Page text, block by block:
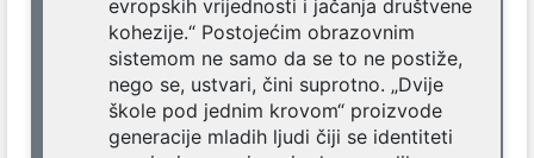
evropskih vrijednosti i jačanja društvene
kohezije.“ Postojećim obrazovnim
sistemom ne samo da se to ne postiže,
nego se, ustvari, čini suprotno. „Dvije
škole pod jednim krovom“ proizvode
generacije mladih ljudi čiji se identiteti